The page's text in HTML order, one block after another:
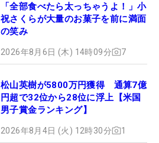
「全部食べたら太っちゃうよ！」小
祝さくらが大量のお菓子を前に満面
の笑み
2026年8月6日 (木) 14時09分 7
松山英樹が5800万円獲得 通算7億
円超で32位から28位に浮上【米国
男子賞金ランキング】
2026年8月4日 (火) 12時30分 1